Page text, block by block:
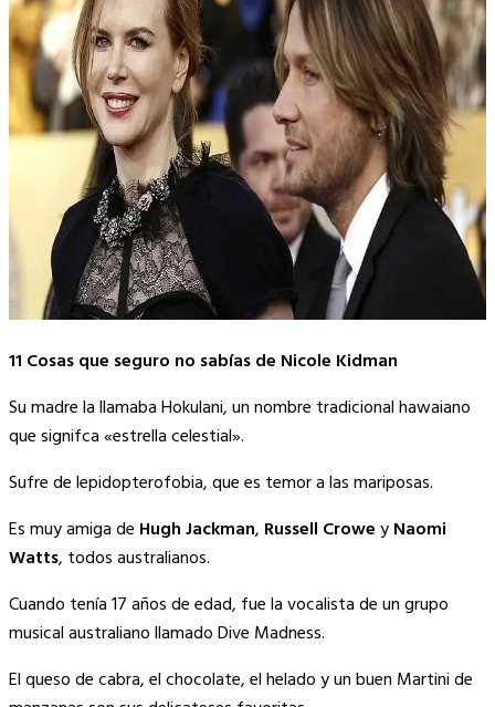
11 Cosas que seguro no sabías de Nicole Kidman
Su madre la llamaba Hokulani, un nombre tradicional hawaiano
que signifca «estrella celestial».
Sufre de lepidopterofobia, que es temor a las mariposas.
Es muy amiga de Hugh Jackman, Russell CroweyNaomi
Watts, todos australianos.
Cuando tenía 17 años de edad, fue la vocalista de un grupo
musical australiano llamado Dive Madness.
El queso de cabra, el chocolate, el helado y un buen Martini de